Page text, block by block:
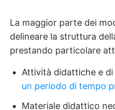
La maggior parte dei
delineare la struttura
prestando particolare
Attività didattiche e
un periodo di tempo
Materiale didattico